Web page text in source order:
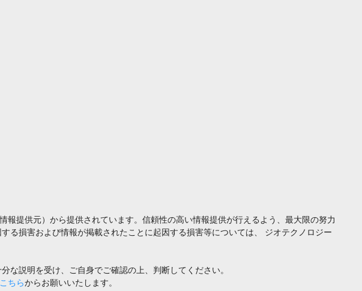
提供元）から提供されています。信頼性の高い情報提供が行えるよう、最大限の努力
る損害および情報が掲載されたことに起因する損害等については、 ジオテクノロジー
な説明を受け、ご自身でご確認の上、判断してください。
こちらからお願いいたします。